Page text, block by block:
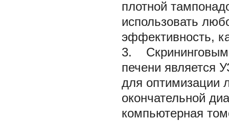
плотной
использовать
эффективность,
3. Скрининговым
печени является
для оптимизации
окончательной
компьютерная